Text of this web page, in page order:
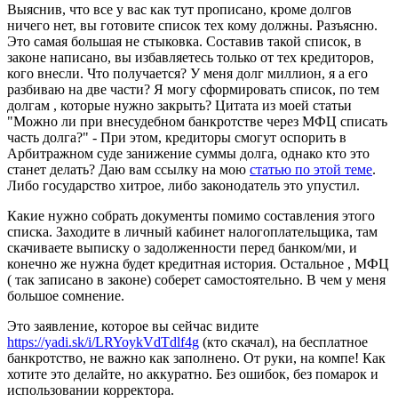
Выяснив, что все у вас как тут прописано, кроме долгов
ничего нет, вы готовите список тех кому должны. Разъясню.
Это самая большая не стыковка. Составив такой список, в
законе написано, вы избавляетесь только от тех кредиторов,
кого внесли. Что получается? У меня долг миллион, я а его
разбиваю на две части? Я могу сформировать список, по тем
долгам , которые нужно закрыть? Цитата из моей статьи
"Можно ли при внесудебном банкротстве через МФЦ списать
часть долга?" - При этом, кредиторы смогут оспорить в
Арбитражном суде занижение суммы долга, однако кто это
станет делать? Даю вам ссылку на мою статью по этой теме.
Либо государство хитрое, либо законодатель это упустил.
Какие нужно собрать документы помимо составления этого
списка. Заходите в личный кабинет налогоплательщика, там
скачиваете выписку о задолженности перед банком/ми, и
конечно же нужна будет кредитная история. Остальное , МФЦ
( так записано в законе) соберет самостоятельно. В чем у меня
большое сомнение.
Это заявление, которое вы сейчас видите
https://yadi.sk/i/LRYoykVdTdlf4g (кто скачал), на бесплатное
банкротство, не важно как заполнено. От руки, на компе! Как
хотите это делайте, но аккуратно. Без ошибок, без помарок и
использовании корректора.